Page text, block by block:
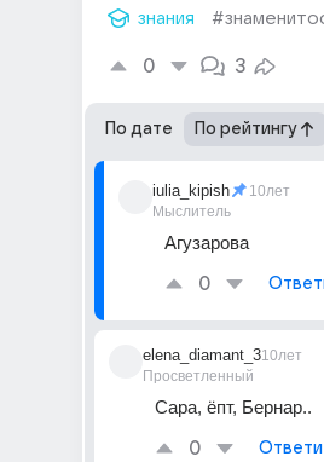
знания
0 3
По дате По рейтингу
iulia_kipish
Мыслитель
10лет
Агузарова
0
elena_diamant_3
Просветленный
10лет
Сара, ёпт, Бернар..
0